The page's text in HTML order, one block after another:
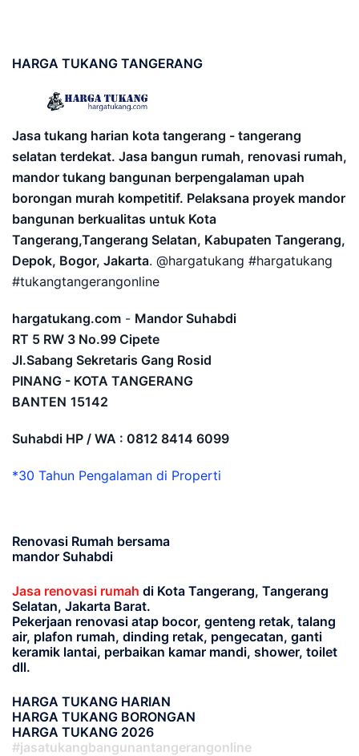
HARGA TUKANG TANGERANG
Jasa tukang harian kota tangerang - tangerang
selatan terdekat. Jasa bangun rumah, renovasi rumah,
mandor tukang bangunan berpengalaman upah
borongan murah kompetitif. Pelaksana proyek mandor
bangunan berkualitas untuk Kota
Tangerang,Tangerang Selatan, Kabupaten Tangerang,
Depok, Bogor, Jakarta. @hargatukang #hargatukang
#tukangtangerangonline
hargatukang.com - Mandor Suhabdi
RT 5 RW 3 No.99 Cipete
Jl.Sabang Sekretaris Gang Rosid
PINANG - KOTA TANGERANG
BANTEN 15142
Suhabdi HP / WA : 0812 8414 6099
*30 Tahun Pengalaman di Properti
Renovasi Rumah bersama
mandor Suhabdi
Jasa renovasi rumah di Kota Tangerang, Tangerang
Selatan, Jakarta Barat.
Pekerjaan renovasi atap bocor, genteng retak, talang
air, plafon rumah, dinding retak, pengecatan, ganti
keramik lantai, perbaikan kamar mandi, shower, toilet
dll.
HARGA TUKANG HARIAN
HARGA TUKANG BORONGAN
HARGA TUKANG 2026
#jasatukangbangunantangerangonline